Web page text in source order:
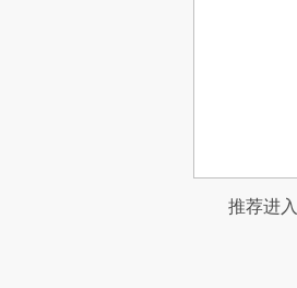
推荐进入